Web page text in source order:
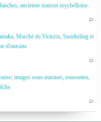
ancienne maison seychelloise.
…
Marché de Victoria, Snorkeling et
d'oursins
…
images sous-marines, roussettes,
…